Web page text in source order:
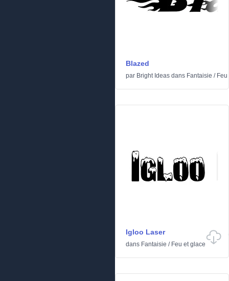
Blazed
par Bright Ideas dans Fantaisie /
Igloo Laser
dans Fantaisie / Feu et glace